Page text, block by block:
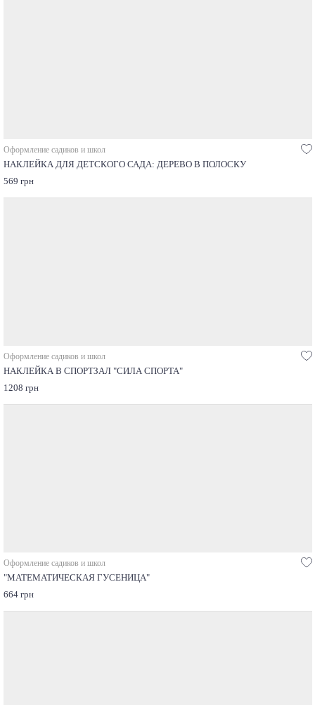
Оформление садиков и школ
НАКЛЕЙКА ДЛЯ ДЕТСКОГО САДА: ДЕРЕВО В ПОЛОСКУ
569 грн
Оформление садиков и школ
НАКЛЕЙКА В СПОРТЗАЛ "СИЛА СПОРТА"
1208 грн
Оформление садиков и школ
"МАТЕМАТИЧЕСКАЯ ГУСЕНИЦА"
664 грн